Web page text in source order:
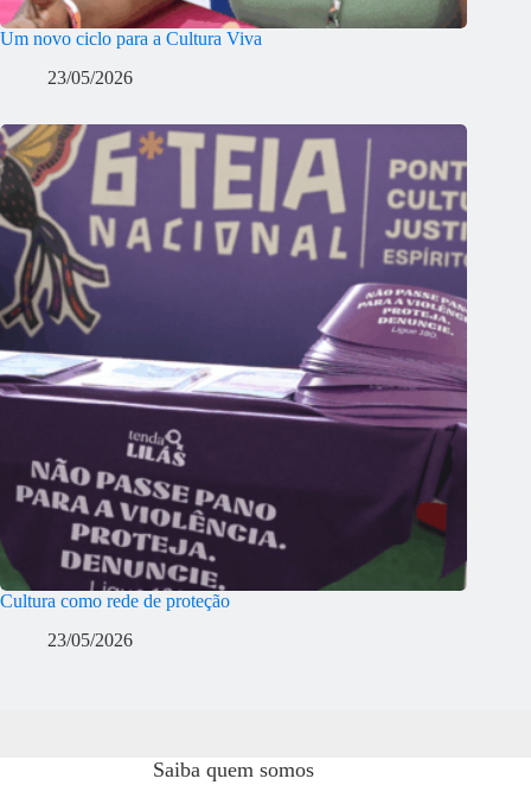
Um novo ciclo para a Cultura Viva
23/05/2026
Cultura como rede de proteção
23/05/2026
Saiba quem somos